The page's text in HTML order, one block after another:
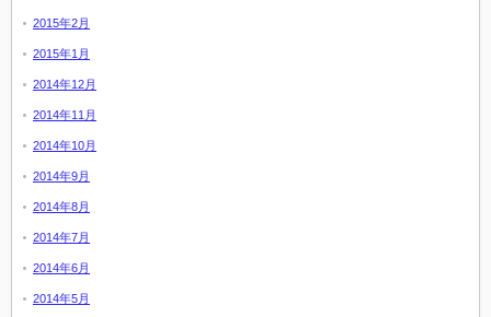
2015年2月
2015年1月
2014年12月
2014年11月
2014年10月
2014年9月
2014年8月
2014年7月
2014年6月
2014年5月